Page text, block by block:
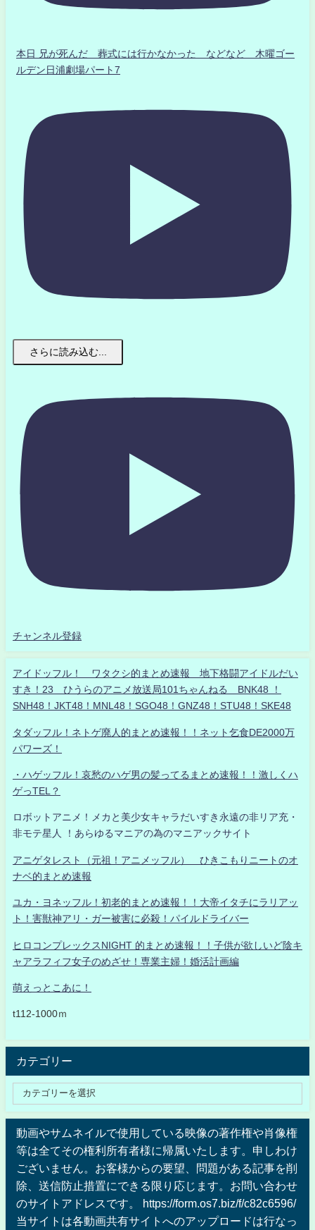
本日 兄が死んだ 葬式には行かなかった などなど 木曜ゴー
ルデン日浦劇場パート7
さらに読み込む...
チャンネル登録
アイドッフル！ ワタクシ的まとめ速報 地下格闘アイドルだい
すき！23 ひうらのアニメ放送局101ちゃんねる BNK48 ！
SNH48！JKT48！MNL48！SGO48！GNZ48！STU48！SKE48
タダッフル！ネトゲ廃人的まとめ速報！！ネット乞食DE2000万
パワーズ！
・ハゲッフル！哀愁のハゲ男の髪ってるまとめ速報！！激しくハ
ゲっTEL？
ロボットアニメ！メカと美少女キャラだいすき永遠の非リア充・
非モテ星人 ！あらゆるマニアの為のマニアックサイト
アニゲタレスト（元祖！アニメッフル） ひきこもりニートのオ
ナベ的まとめ速報
ユカ・ヨネッフル！初老的まとめ速報！！大帝イタチにラリアッ
ト！害獣神アリ・ガー被害に必殺！パイルドライバー
ヒロコンプレックスNIGHT 的まとめ速報！！子供が欲しいど陰キ
ャアラフィフ女子のめざせ！専業主婦！婚活計画編
萌えっとこあに！
t112-1000ｍ
カテゴリー
動画やサムネイルで使用している映像の著作権や肖像権
等は全てその権利所有者様に帰属いたします。申しわけ
ございません。お客様からの要望、問題がある記事を削
除、送信防止措置にできる限り応じます。お問い合わせ
のサイトアドレスです。 https://form.os7.biz/f/c82c6596/
当サイトは各動画共有サイトへのアップロードは行なっ